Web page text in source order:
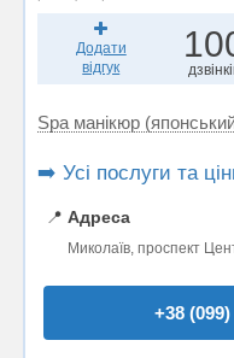
Додати
відгук
Spa манікюр
➡️ Усі послуги та
📍 Адреса
Миколаїв, проспект
+38 (099)